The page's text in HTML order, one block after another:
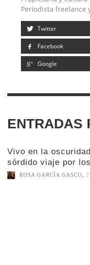
Periodista freelance
Twitter
Facebook
Google
ENTRADAS
Vivo en la
sórdido viaje por
ROSA GARCÍA GASCO,